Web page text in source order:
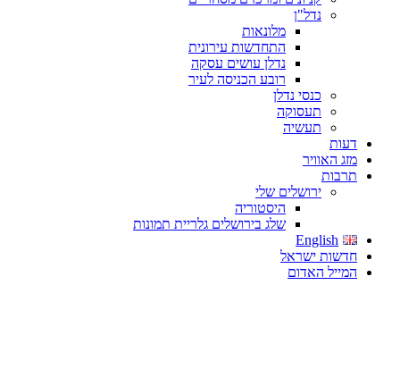
נדל"ן
מלונאות
התחדשות עירונית
נדלן עושים עסקה
רובע הכניסה לעיר
כנסי נדלן
תעסוקה
תעשיה
דעות
מזג האוויר
תרבות
ירושלים שלי
היסטוריה
שלג בירושלים גלריית תמונות
English
חדשות ישראל
המייל האדום